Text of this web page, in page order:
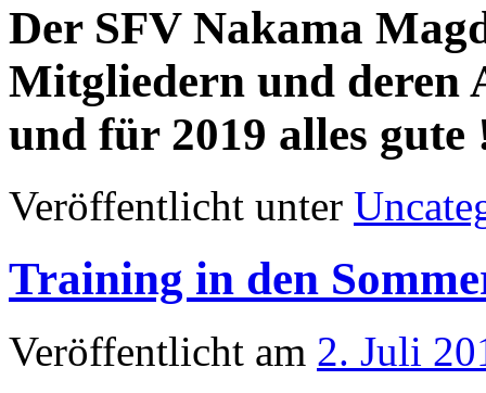
Der SFV Nakama
Mitgliedern und deren
und für 2019 alles gute
Veröffentlicht unter
Training in den
Veröffentlicht am 2. Juli